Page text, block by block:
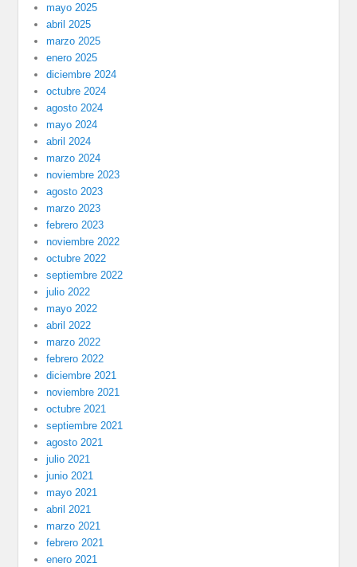
mayo 2025
abril 2025
marzo 2025
enero 2025
diciembre 2024
octubre 2024
agosto 2024
mayo 2024
abril 2024
marzo 2024
noviembre 2023
agosto 2023
marzo 2023
febrero 2023
noviembre 2022
octubre 2022
septiembre 2022
julio 2022
mayo 2022
abril 2022
marzo 2022
febrero 2022
diciembre 2021
noviembre 2021
octubre 2021
septiembre 2021
agosto 2021
julio 2021
junio 2021
mayo 2021
abril 2021
marzo 2021
febrero 2021
enero 2021